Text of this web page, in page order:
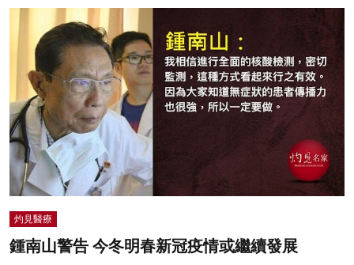
灼見醫療
鍾南山警告 今冬明春新冠疫情或繼續發展